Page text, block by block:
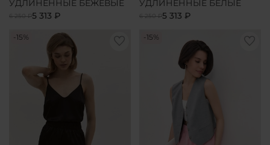
УДЛИНЕННЫЕ БЕЖЕВЫЕ
6 250 ₽5 313 ₽
УДЛИНЕННЫЕ БЕЛЫЕ
6 250 ₽5 313 ₽
-15% -15%